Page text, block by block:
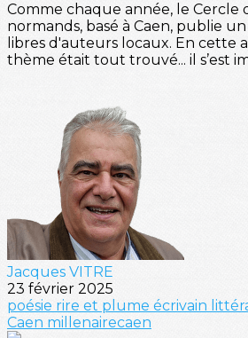
Comme chaque année, le Cercle
normands, basé à Caen, publie
libres d'auteurs locaux. En cette
thème était tout trouvé... il s’est
Jacques VITRE
23 février 2025
poésie rire et plume écrivain
Caen millenairecaen